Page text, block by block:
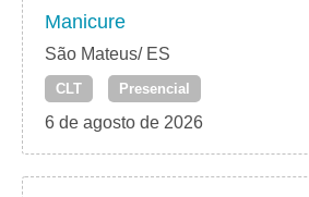
Manicure
São Mateus/ ES
CLT Presencial
6 de agosto de 2026